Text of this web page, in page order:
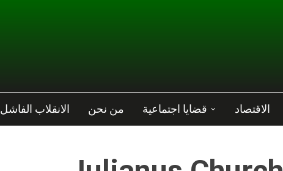
الاقتصاد قضايا اجتماعية من نحن الانقلاب الفاشل